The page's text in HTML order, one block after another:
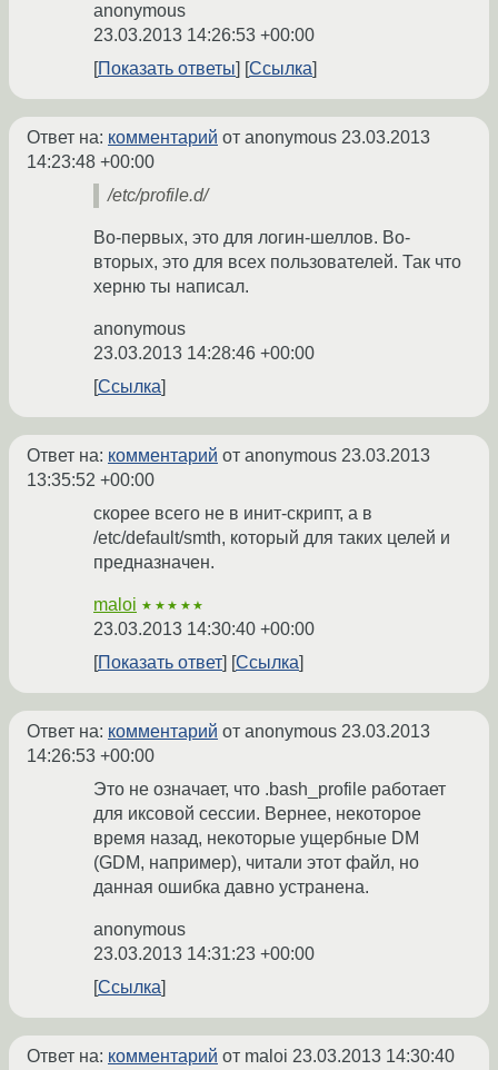
anonymous
23.03.2013 14:26:53 +00:00
Показать ответы
Ссылка
Ответ на: комментарий от anonymous 23.03.2013
14:23:48 +00:00
/etc/profile.d/
Во-первых, это для логин-шеллов. Во-
вторых, это для всех пользователей. Так что
херню ты написал.
anonymous
23.03.2013 14:28:46 +00:00
Ссылка
Ответ на: комментарий от anonymous 23.03.2013
13:35:52 +00:00
скорее всего не в инит-скрипт, а в
/etc/default/smth, который для таких целей и
предназначен.
maloi ★★★★★
23.03.2013 14:30:40 +00:00
Показать ответ
Ссылка
Ответ на: комментарий от anonymous 23.03.2013
14:26:53 +00:00
Это не означает, что .bash_profile работает
для иксовой сессии. Вернее, некоторое
время назад, некоторые ущербные DM
(GDM, например), читали этот файл, но
данная ошибка давно устранена.
anonymous
23.03.2013 14:31:23 +00:00
Ссылка
Ответ на: комментарий от maloi 23.03.2013 14:30:40